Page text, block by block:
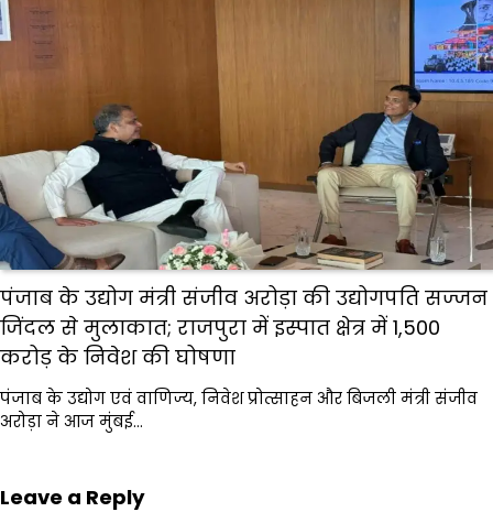
पंजाब के उद्योग मंत्री संजीव अरोड़ा की उद्योगपति सज्जन
जिंदल से मुलाकात; राजपुरा में इस्पात क्षेत्र में ₹1,500
करोड़ के निवेश की घोषणा
पंजाब के उद्योग एवं वाणिज्य, निवेश प्रोत्साहन और बिजली मंत्री संजीव
अरोड़ा ने आज मुंबई…
Leave a Reply